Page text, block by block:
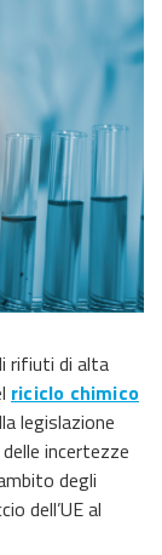
rifiuti di alta
riciclo chimico
legislazione
incertezze
degli
dell’UE al